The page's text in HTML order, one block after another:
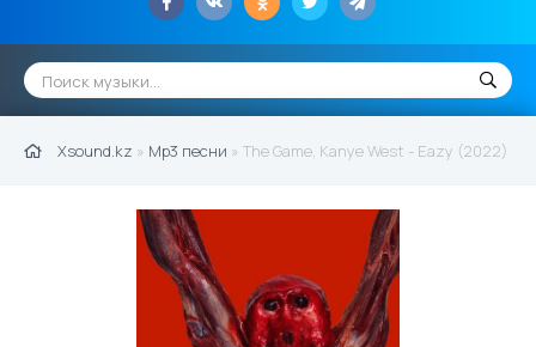
Xsound.kz » Mp3 песни » The Game, Kanye West - Eazy (2022)